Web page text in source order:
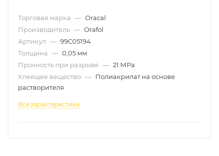
Торговая марка — Oracal
Производитель — Orafol
Артикул — 99C05194
Толщина — 0,05 мм
Прочность при разрыве — 21 МРа
Клеящее вещество — Полиакрилат на основе
растворителя
Все характеристики